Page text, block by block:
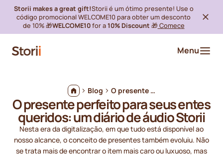
Storii makes a great gift!Storii é um ótimo presente! Use o
código promocional WELCOME10 para obter um desconto
de 10% 🎁WELCOME10for a10% Discount 🎁 Comece
Menu
Blog O presente perfeito para seus entes queridos: um diário de áudio Storii
O presente perfeito para seus entes
queridos: um diário de áudio Storii
Nesta era da digitalização, em que tudo está disponível ao
nosso alcance, o conceito de presentes também evoluiu. Não
se trata mais de encontrar o item mais caro ou luxuoso, mas